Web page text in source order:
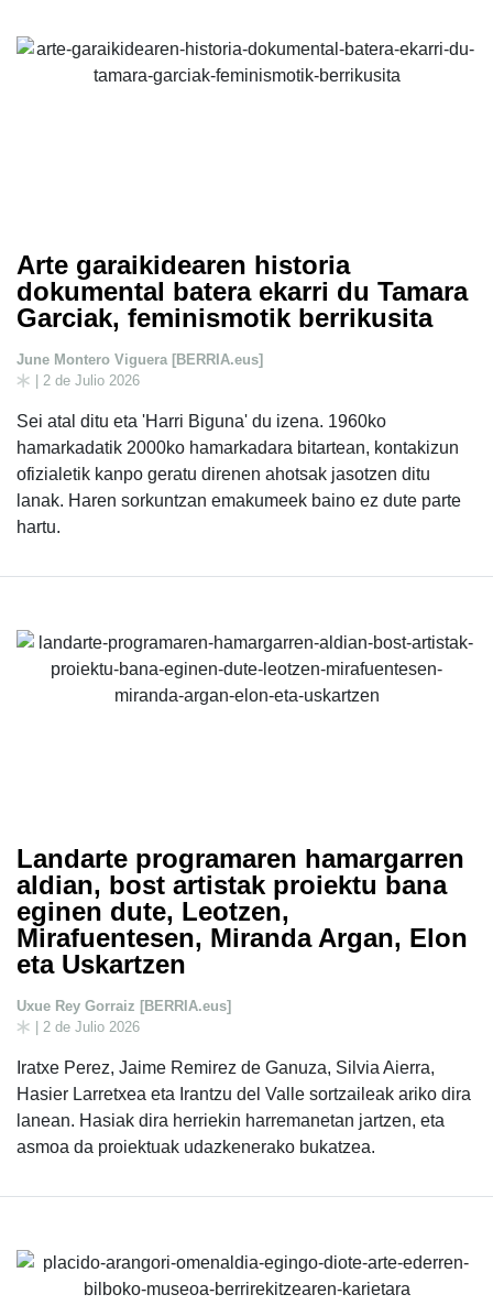
Arte garaikidearen historia
dokumental batera ekarri du Tamara
Garciak, feminismotik berrikusita
June Montero Viguera [BERRIA.eus]
| 2 de Julio 2026
Sei atal ditu eta 'Harri Biguna' du izena. 1960ko
hamarkadatik 2000ko hamarkadara bitartean, kontakizun
ofizialetik kanpo geratu direnen ahotsak jasotzen ditu
lanak. Haren sorkuntzan emakumeek baino ez dute parte
hartu.
Landarte programaren hamargarren
aldian, bost artistak proiektu bana
eginen dute, Leotzen,
Mirafuentesen, Miranda Argan, Elon
eta Uskartzen
Uxue Rey Gorraiz [BERRIA.eus]
| 2 de Julio 2026
Iratxe Perez, Jaime Remirez de Ganuza, Silvia Aierra,
Hasier Larretxea eta Irantzu del Valle sortzaileak ariko dira
lanean. Hasiak dira herriekin harremanetan jartzen, eta
asmoa da proiektuak udazkenerako bukatzea.